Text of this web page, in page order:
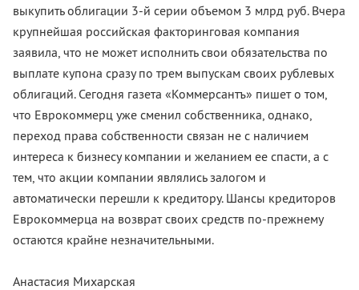
выкупить облигации 3-й серии объемом 3 млрд руб. Вчера
крупнейшая российская факторинговая компания
заявила, что не может исполнить свои обязательства по
выплате купона сразу по трем выпускам своих рублевых
облигаций. Сегодня газета «Коммерсантъ» пишет о том,
что Еврокоммерц уже сменил собственника, однако,
переход права собственности связан не с наличием
интереса к бизнесу компании и желанием ее спасти, а с
тем, что акции компании являлись залогом и
автоматически перешли к кредитору. Шансы кредиторов
Еврокоммерца на возврат своих средств по-прежнему
остаются крайне незначительными.
Анастасия Михарская